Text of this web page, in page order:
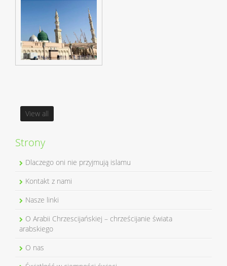
View all
Strony
Dlaczego oni nie przyjmują islamu
Kontakt z nami
Nasze linki
O Arabii Chrzescijańskiej – chrześcijanie świata
arabskiego
O nas